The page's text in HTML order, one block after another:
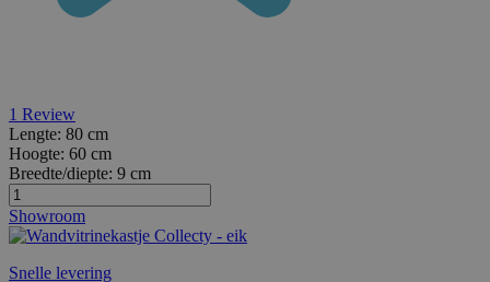
1 Review
Lengte: 80 cm
Hoogte: 60 cm
Breedte/diepte: 9 cm
Showroom
Snelle levering